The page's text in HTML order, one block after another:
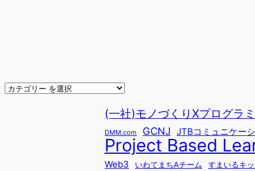
(一社)モノづくりXプログラ
DMM.com GCNJ JTBコミュニケー
Project Based
Web3 いわてまちAチーム すまいるキ